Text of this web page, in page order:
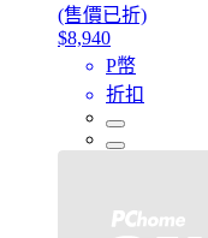
(售價已折)
$8,940
P幣
折扣